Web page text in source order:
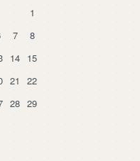
1
7
8
14 15
21
22
28 29